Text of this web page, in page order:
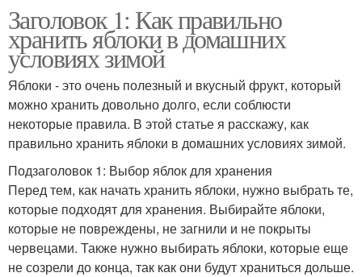
Заголовок 1: Как правильно
хранить яблоки в домашних
условиях зимой
Яблоки - это очень полезный и вкусный фрукт, который
можно хранить довольно долго, если соблюсти
некоторые правила. В этой статье я расскажу, как
правильно хранить яблоки в домашних условиях зимой.
Подзаголовок 1: Выбор яблок для хранения
Перед тем, как начать хранить яблоки, нужно выбрать те,
которые подходят для хранения. Выбирайте яблоки,
которые не повреждены, не загнили и не покрыты
червецами. Также нужно выбирать яблоки, которые еще
не созрели до конца, так как они будут храниться дольше.